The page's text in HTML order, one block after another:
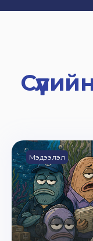
Мэдээлэл